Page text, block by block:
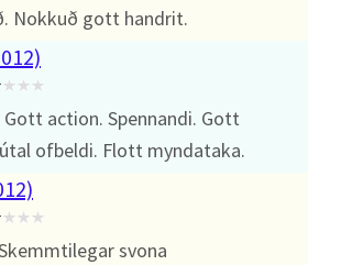
Nokkuð gott handrit.
action. Spennandi. Gott
ofbeldi. Flott myndataka.
svona